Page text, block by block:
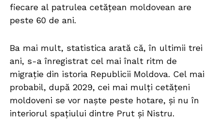
fiecare al patrulea cetățean moldovean are
peste 60 de ani.
Ba mai mult, statistica arată că, în ultimii trei
ani, s-a înregistrat cel mai înalt ritm de
migrație din istoria Republicii Moldova. Cel mai
probabil, după 2029, cei mai mulți cetățeni
moldoveni se vor naște peste hotare, și nu în
interiorul spațiului dintre Prut și Nistru.